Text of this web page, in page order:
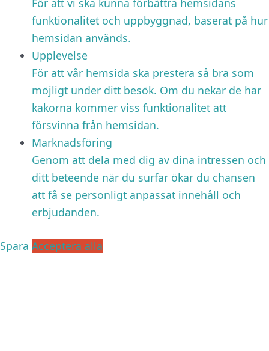
För att vi ska kunna förbättra hemsidans
funktionalitet och uppbyggnad, baserat på hur
hemsidan används.
Upplevelse
För att vår hemsida ska prestera så bra som
möjligt under ditt besök. Om du nekar de här
kakorna kommer viss funktionalitet att
försvinna från hemsidan.
Marknadsföring
Genom att dela med dig av dina intressen och
ditt beteende när du surfar ökar du chansen
att få se personligt anpassat innehåll och
erbjudanden.
Spara Acceptera alla